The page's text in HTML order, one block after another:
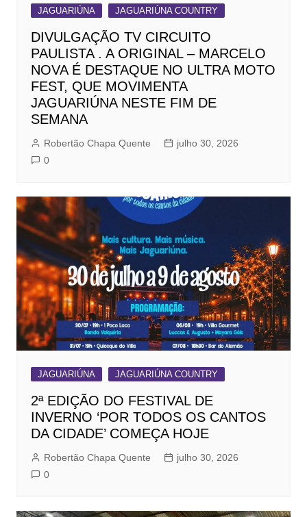
JAGUARIÚNA JAGUARIÚNA COUNTRY
DIVULGAÇÃO TV CIRCUITO
PAULISTA . A ORIGINAL – MARCELO
NOVA É DESTAQUE NO ULTRA MOTO
FEST, QUE MOVIMENTA
JAGUARIÚNA NESTE FIM DE
SEMANA
Robertão Chapa Quente
julho 30, 2026
0
JAGUARIÚNA JAGUARIÚNA COUNTRY
2ª EDIÇÃO DO FESTIVAL DE
INVERNO ‘POR TODOS OS CANTOS
DA CIDADE’ COMEÇA HOJE
Robertão Chapa Quente
julho 30, 2026
0